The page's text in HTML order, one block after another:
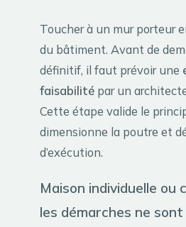
Toucher à un mur porteur
du bâtiment. Avant de
définitif, il faut prévoir une
faisabilité par un
Cette étape valide le
dimensionne la poutre et
d’exécution.
Maison individuelle ou
les démarches ne sont